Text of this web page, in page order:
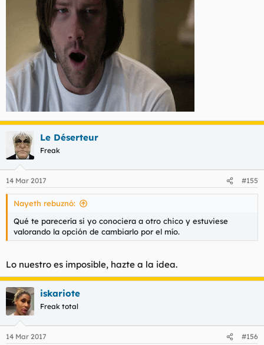
Le Déserteur
Freak
14 Mar 2017 #155
Nayeth rebuznó:
Qué te parecería si yo conociera a otro chico y estuviese
valorando la opción de cambiarlo por el mío.
Lo nuestro es imposible, hazte a la idea.
iskariote
Freak total
14 Mar 2017 #156